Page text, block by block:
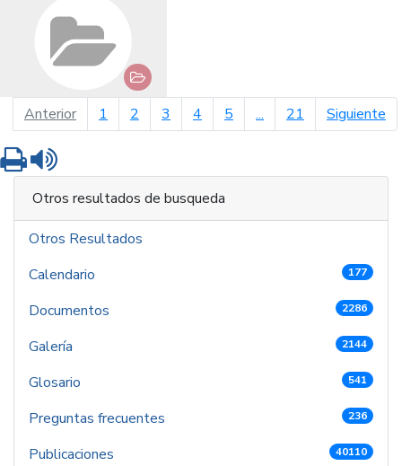
Anteriorpágina anterior
1 2 3 4 5 ... 21 Siguiente
Imprimir
Otros resultados de busqueda
Otros Resultados
Calendario
177
Documentos 2286
Galería 2144
Glosario 541
Preguntas frecuentes 236
Publicaciones 40110